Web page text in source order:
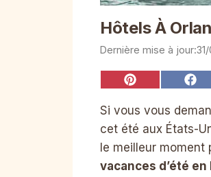
Hôtels À
Share
Pinterest
Si vous vous
cet été aux États-
le meilleur moment
vacances d’été en